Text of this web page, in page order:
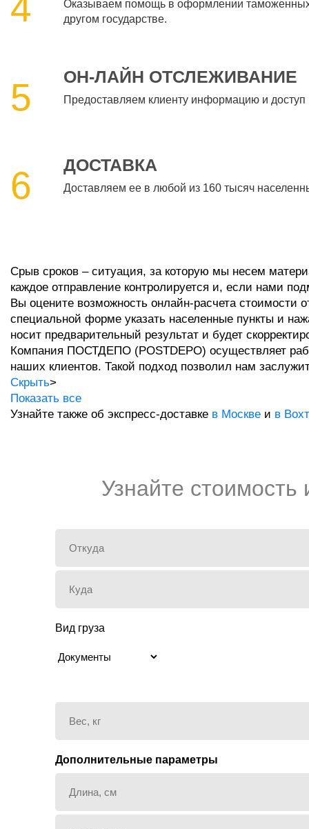
Оказываем помощь в оформлении таможенных
другом государстве.
5 ОН-ЛАЙН ОТСЛЕЖИВАНИЕ
Предоставляем клиенту информацию и доступ
6 ДОСТАВКА
Доставляем ее в любой из 160 тысяч
Срыв сроков – ситуация, за которую мы несем
каждое отправление контролируется и, если нами
Вы оцените возможность онлайн-расчета стоимости
специальной форме указать населенные пункты и
носит предварительный результат и будет
Компания ПОСТДЕПО (POSTDEPO) осуществляет
наших клиентов. Такой подход позволил нам
Скрыть>
Показать все
Узнайте также об экспресс-доставке в Москве и в
Узнайте стоимость
Вид груза
Дополнительные параметры